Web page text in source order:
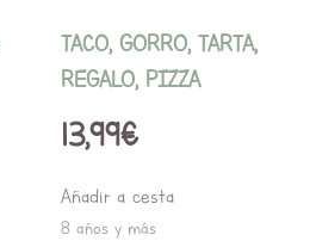
TACO, GORRO, TARTA,
REGALO, PIZZA
13,99€
Añadir a cesta
8 años y más